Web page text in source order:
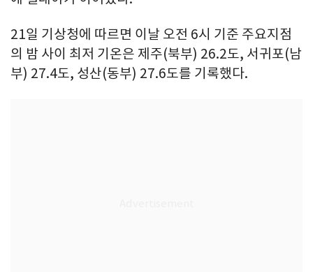
21일 기상청에 따르면 이날 오전 6시 기준 주요지점
의 밤 사이 최저 기온은 제주(북부) 26.2도, 서귀포(남
부) 27.4도, 성산(동부) 27.6도를 기록했다.